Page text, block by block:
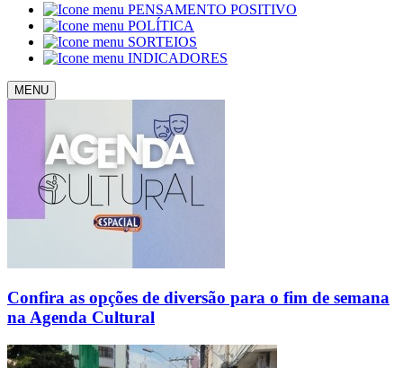
PENSAMENTO POSITIVO
POLÍTICA
SORTEIOS
INDICADORES
MENU
Confira as opções de diversão para o fim de semana
na Agenda Cultural